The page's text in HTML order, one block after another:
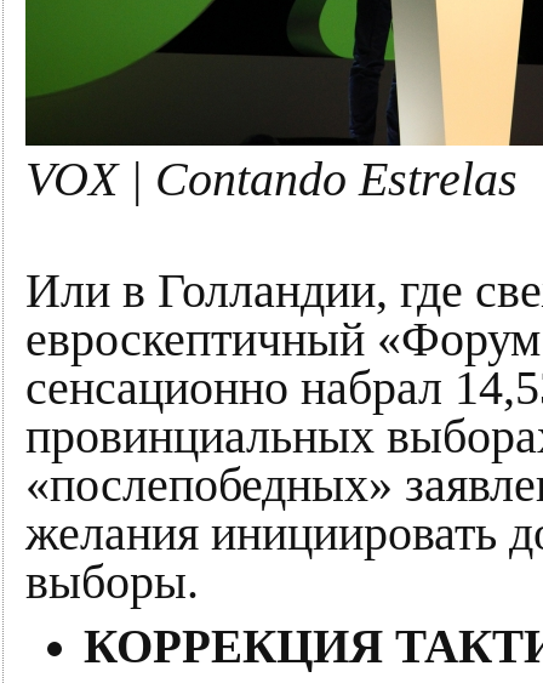
VOX | Contando Estrelas
Или в Голландии, где
евроскептичный
сенсационно набрал
провинциальных
«послепобедных»
желания инициировать
выборы.
КОРРЕКЦИЯ